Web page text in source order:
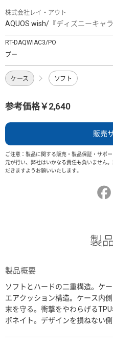
株式会社レイ・アウト
AQUOS wish/『ディズニーキャ
RT-DAQWIAC3/PO
プー
ケース ソフト
参考価格￥2,640
販売
ご注意：製品に関する販売・製品保証・サポ
元が行い、弊社はいかなる責任も負いません
だきますようお願いいたします。
製
製品概要
ソフトとハードの二重構造。ケ
エアクッション構造。ケース内
末を守る。衝撃をやわらげる
ボネイト。デザインを損ねない